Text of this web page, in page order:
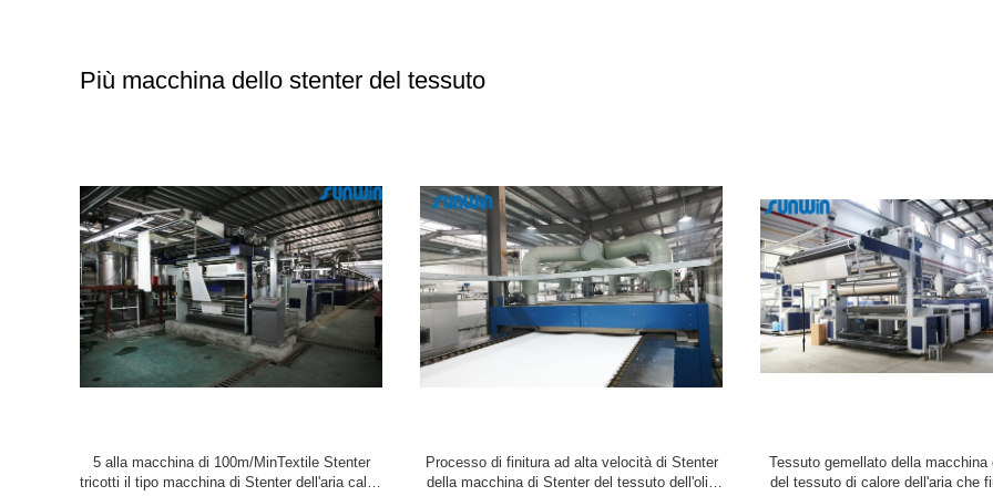
Più macchina dello stenter del tessuto
Attrezzatura di finitura 2600mm
dell'asciugamano di Stenter del tessuto
macchina di finitura di Stenter del tessuto di
2400mm Stenter per la camera lunga del
Panno ad alta pressione di Padder
tessuti di Ram Stenter Machine